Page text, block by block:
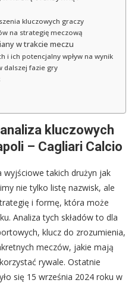
kluczowych graczy
na strategię meczową
w trakcie meczu
i ich potencjalny wpływ na wynik
dalszej fazie gry
kluczowych
– Cagliari Calcio
wyjściowe takich drużyn jak
nie tylko listę nazwisk, ale
i formę, która może
Analiza tych składów to dla
klucz do zrozumienia,
meczów, jakie mają
rywale. Ostatnie
się 15 września 2024 roku w